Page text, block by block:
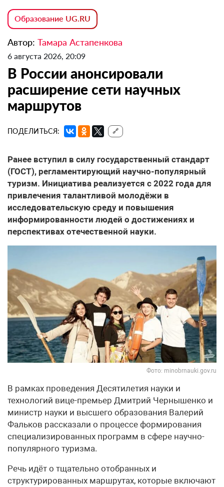
Образование UG.RU
Автор: Тамара Астапенкова
6 августа 2026, 20:09
В России анонсировали
расширение сети научных
маршрутов
ПОДЕЛИТЬСЯ: 🔗
Ранее вступил в силу государственный стандарт
(ГОСТ), регламентирующий научно-популярный
туризм. Инициатива реализуется с 2022 года для
привлечения талантливой молодёжи в
исследовательскую среду и повышения
информированности людей о достижениях и
перспективах отечественной науки.
Фото: minobrnauki.gov.ru
В рамках проведения Десятилетия науки и
технологий вице-премьер Дмитрий Чернышенко и
министр науки и высшего образования Валерий
Фальков рассказали о процессе формирования
специализированных программ в сфере научно-
популярного туризма.
Речь идёт о тщательно отобранных и
структурированных маршрутах, которые включают